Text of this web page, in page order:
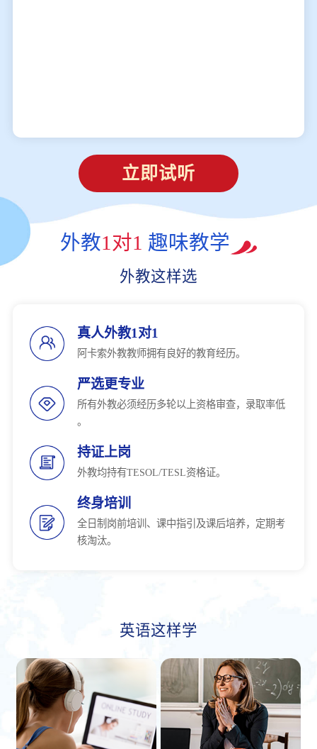
立即试听
外教1对1 趣味教学
外教这样选
真人外教1对1
阿卡索外教教师拥有良好的教育经历。
严选更专业
所有外教必须经历多轮以上资格审查，录取率低
。
持证上岗
外教均持有TESOL/TESL资格证。
终身培训
全日制岗前培训、课中指引及课后培养，定期考
核淘汰。
英语这样学